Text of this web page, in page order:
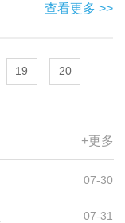
查看更多 >>
19 20
+更多
07-30
07-31